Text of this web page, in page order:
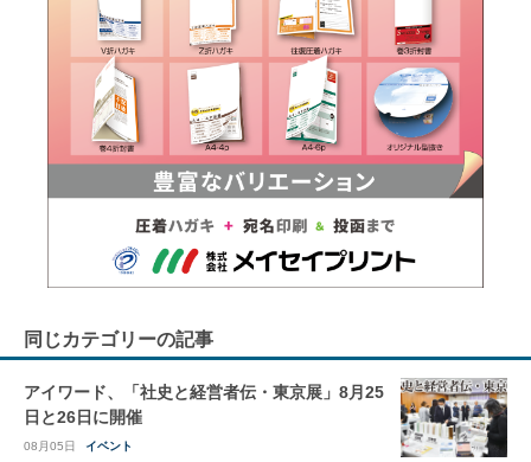
同じカテゴリーの記事
アイワード、「社史と経営者伝・東京展」8月25
日と26日に開催
08月05日 イベント